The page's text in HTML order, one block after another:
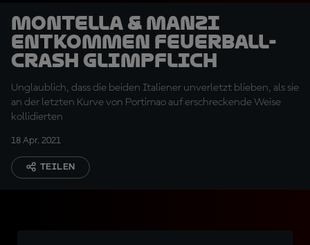
Montella & Manzi
entkommen Feuerball-
Crash glimpflich
Unglaublich, dass die beiden Italiener unverletzt blieben, als sie
an der letzten Kurve von Portimao auf erschreckende Weise
kollidierten
18 Apr. 2021
TEILEN